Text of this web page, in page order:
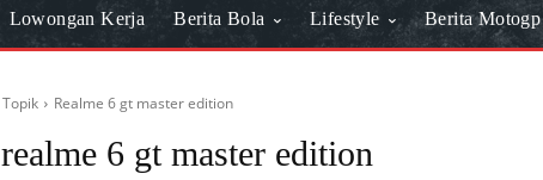
Lowongan Kerja Berita Bola Lifestyle Berita Motogp
Topik Realme 6 gt master edition
realme 6 gt master edition